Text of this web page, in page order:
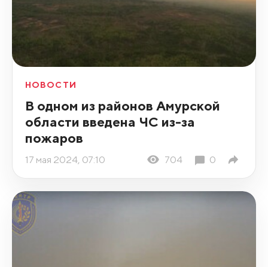
НОВОСТИ
В одном из районов Амурской
области введена ЧС из-за
пожаров
17 мая 2024, 07:10 704 0